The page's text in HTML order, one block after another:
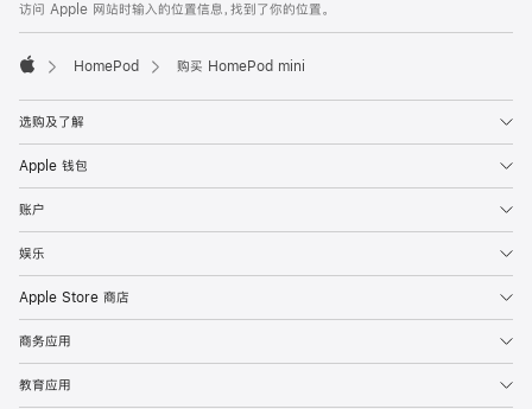
访问 Apple 网站时输入的位置信息，找到了你的位置。
HomePod 购买 HomePod mini
选购及了解
Apple 钱包
账户
娱乐
Apple Store 商店
商务应用
教育应用